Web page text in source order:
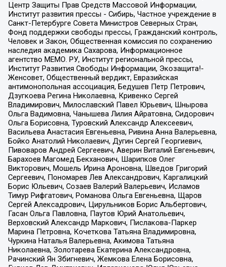
Центр Защиты Прав Средств Массовой Информации,
Институт развития прессы - Сибирь, Частное учреждение в
Санкт-Петербурге Совета Министров Северных Стран,
Фонд поддержки свободы прессы, Гражданский контроль,
Человек и Закон, Общественная комиссия по сохранению
наследия академика Сахарова, Информационное
агентство МЕМО. РУ, Институт региональной прессы,
Институт Развития Свободы Информации, Экозащита!-
Женсовет, Общественный вердикт, Евразийская
антимонопольная ассоциация, Бедушев Петр Петрович,
Дзугкоева Регина Николаевна, Кривенко Сергей
Владимирович, Милославский Павел Юрьевич, Шнырова
Ольга Вадимовна, Чанышева Лилия Айратовна, Сидорович
Ольга Борисовна, Туровский Александр Алексеевич,
Васильева Анастасия Евгеньевна, Ривина Анна Валерьевна,
Бойко Анатолий Николаевич, Дугин Сергей Георгиевич,
Пивоваров Андрей Сергеевич, Аверин Виталий Евгеньевич,
Барахоев Магомед Бекханович, Шарипков Олег
Викторович, Мошель Ирина Ароновна, Шведов Григорий
Сергеевич, Пономарев Лев Александрович, Каргалицкий
Борис Юльевич, Созаев Валерий Валерьевич, Исламов
Тимур Рифгатович, Романова Ольга Евгеньевна, Щаров
Сергей Алексадрович, Цирульников Борис Альбертович,
Гасан Ольга Павловна, Паутов Юрий Анатольевич,
Верховский Александр Маркович, Пислакова-Паркер
Марина Петровна, Кочеткова Татьяна Владимировна,
Чуркина Наталья Валерьевна, Акимова Татьяна
Николаевна, Золотарева Екатерина Александровна,
Рачинский Ян Збигневич, Жемкова Елена Борисовна,